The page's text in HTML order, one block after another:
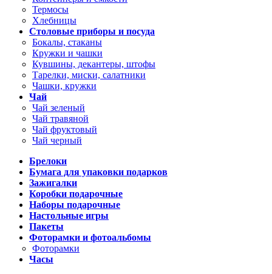
Термосы
Хлебницы
Столовые приборы и посуда
Бокалы, стаканы
Кружки и чашки
Кувшины, декантеры, штофы
Тарелки, миски, салатники
Чашки, кружки
Чай
Чай зеленый
Чай травяной
Чай фруктовый
Чай черный
Брелоки
Бумага для упаковки подарков
Зажигалки
Коробки подарочные
Наборы подарочные
Настольные игры
Пакеты
Фоторамки и фотоальбомы
Фоторамки
Часы